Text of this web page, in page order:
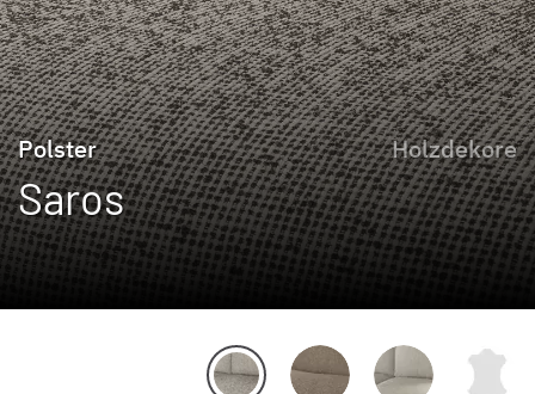
Saros
Polster Holzdekore